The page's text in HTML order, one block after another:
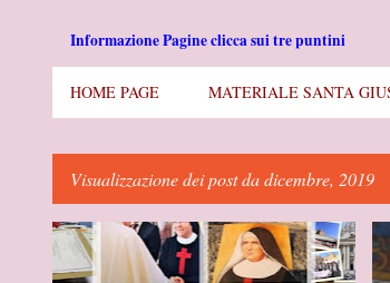
Informazione Pagine clicca sui tre puntini
HOME PAGE MATERIALE SANTA
Visualizzazione dei post da dicembre, 2019
P
#ANNO 2019 #PAPA FRANCESCO +